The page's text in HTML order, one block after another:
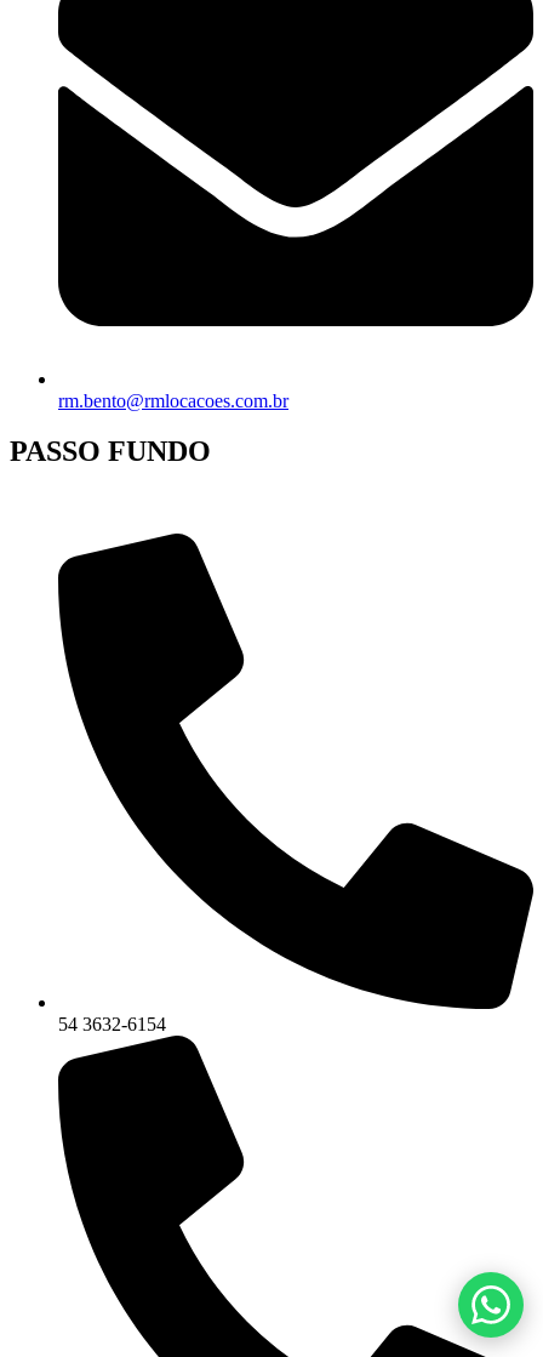
rm.bento@rmlocacoes.com.br
PASSO FUNDO
54 3632-6154